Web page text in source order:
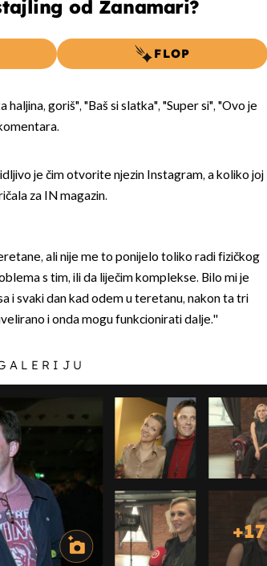
od Žanamari?
FLOP
goriš", "Baš si slatka", "Super si", "Ovo je
je čim otvorite njezin Instagram, a koliko joj
za IN magazin.
ali nije me to ponijelo toliko radi fizičkog
s tim, ili da liječim komplekse. Bilo mi je
i svaki dan kad odem u teretanu, nakon ta tri
i onda mogu funkcionirati dalje.''
+17